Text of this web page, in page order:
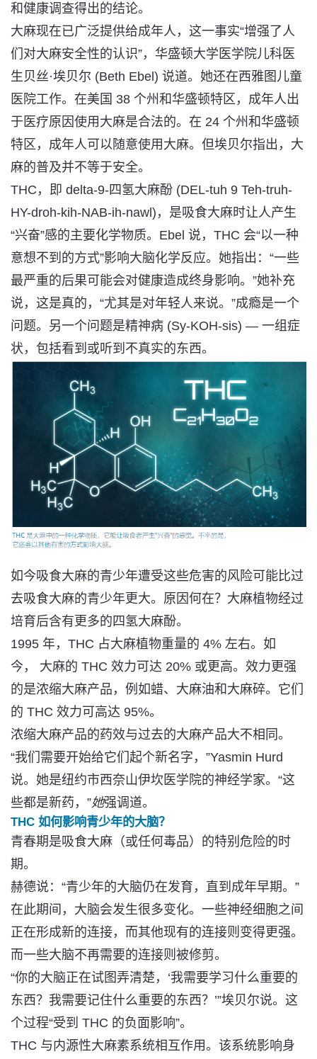
和健康调查得出的结论。
大麻现在已广泛提供给成年人，这一事实“增强了人
们对大麻安全性的认识”，华盛顿大学医学院儿科医
生贝丝·埃贝尔 (Beth Ebel) 说道。她还在西雅图儿童
医院工作。在美国 38 个州和华盛顿特区，成年人出
于医疗原因使用大麻是合法的。在 24 个州和华盛顿
特区，成年人可以随意使用大麻。 但埃贝尔指出，大
麻的普及并不等于安全。
THC，即 delta-9-四氢大麻酚 (DEL-tuh 9 Teh-truh-
HY-droh-kih-NAB-ih-nawl)，是吸食大麻时让人产生
“兴奋”感的主要化学物质。Ebel 说，THC 会“以一种
意想不到的方式”影响大脑化学反应。她指出：“一些
最严重的后果可能会对健康造成终身影响。”她补充
说，这是真的，“尤其是对年轻人来说。”成瘾是一个
问题。另一个问题是精神病 (Sy-KOH-sis) — 一组症
状，包括看到或听到不真实的东西。
如今吸食大麻的青少年遭受这些危害的风险可能比过
去吸食大麻的青少年更大。原因何在？大麻植物经过
培育后含有更多的四氢大麻酚。
1995 年， THC 占大麻植物重量的 4% 左右。如
今， 大麻的 THC 效力可达 20% 或更高。效力更强
的是浓缩大麻产品，例如蜡、大麻油和大麻碎。它们
的 THC 效力可高达 95%。
浓缩大麻产品的药效与过去的大麻产品大不相同。
“我们需要开始给它们起个新名字，”Yasmin Hurd
说。她是纽约市西奈山伊坎医学院的神经学家。“这
些都是新药，”她强调道。
THC 如何影响青少年的大脑？
青春期是吸食大麻（或任何毒品） 的特别危险的时
期。
赫德说：“青少年的大脑仍在发育，直到成年早期。”
在此期间， 大脑会发生很多变化。一些神经细胞之间
正在形成新的连接，而其他现有的连接则变得更强。
而一些大脑不再需要的连接则被修剪。
“你的大脑正在试图弄清楚，‘我需要学习什么重要的
东西？我需要记住什么重要的东西？’”埃贝尔说。这
个过程“受到 THC 的负面影响”。
THC 与内源性大麻素系统相互作用。该系统影响身